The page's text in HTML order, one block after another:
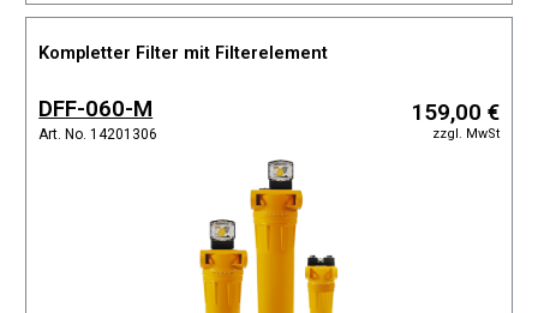
Kompletter Filter mit Filterelement
DFF-060-M
Art. No. 14201306
159,00 €
zzgl. MwSt